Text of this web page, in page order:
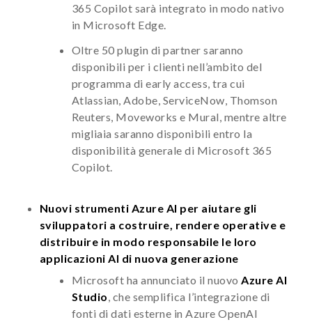
365 Copilot sarà integrato in modo nativo
in Microsoft Edge.
Oltre 50 plugin di partner saranno
disponibili per i clienti nell’ambito del
programma di early access, tra cui
Atlassian, Adobe, ServiceNow, Thomson
Reuters, Moveworks e Mural, mentre altre
migliaia saranno disponibili entro la
disponibilità generale di Microsoft 365
Copilot.
Nuovi strumenti Azure AI per aiutare gli
sviluppatori a costruire, rendere operative e
distribuire in modo responsabile le loro
applicazioni AI di nuova generazione
Microsoft ha annunciato il nuovo Azure AI
Studio , che semplifica l’integrazione di
fonti di dati esterne in Azure OpenAI